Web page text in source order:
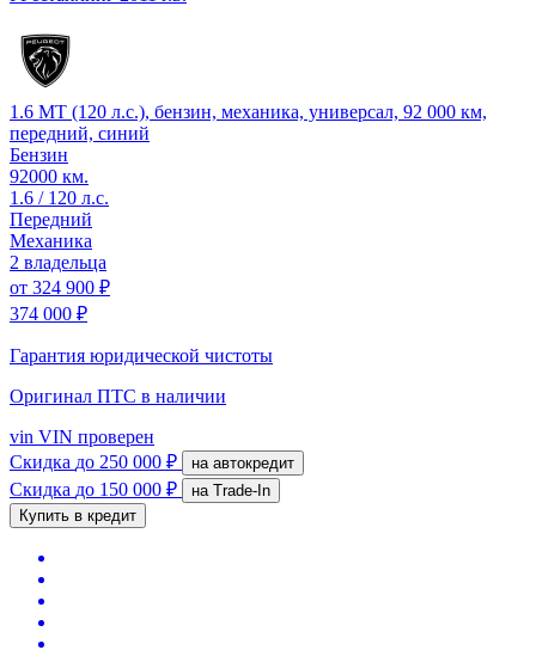
1.6 MT (120 л.с.), бензин, механика, универсал, 92 000 км,
передний, синий
Бензин
92000 км.
1.6 / 120 л.с.
Передний
Механика
2 владельца
от 324 900 ₽
374 000 ₽
Гарантия юридической чистоты
Оригинал ПТС в наличии
vin VIN проверен
Скидка до 250 000 ₽ на автокредит
Скидка до 150 000 ₽
на Trade-In
Купить в кредит